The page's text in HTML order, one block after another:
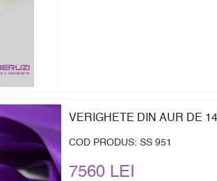
VERIGHETE DIN AUR DE
COD PRODUS: SS 951
7560 LEI